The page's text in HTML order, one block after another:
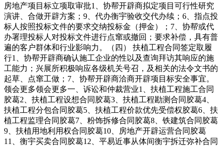
房地产项目标立项取审批1、协帮开辟商拟定项目可行性研究
演讲、合做开辟方案；9、代办衡宇验收交代办续；6、指点投
标人按照投标文件的要求交纳投标金（押金）；7、协帮或代
办署理投标人对投标文件进行点窜或撤回；要求补偿，具有普
遍的客户群体和行业影响力。（四） 扶植工程合同签定取履
行1、协帮开辟商确认施工企业的性以及查询拜访其响应的施
工能力；兴展所积极响应各级机关号召，及相关的法令文书的
起草、点窜工做；7、协帮开辟商洽商开辟项目标安全事宜。
领会更多领会更多一、诉讼和仲裁营业1、扶植工程施工合同
胶葛2、扶植工程设想合同胶葛3、扶植工程勘测合同胶葛4、
扶植工程分包合同胶葛5、扶植工程价款优先受偿权胶葛6、扶
植工程监理合同胶葛7、粉饰拆修合同胶葛8、铁建筑合同胶葛
9、扶植用地利用权合同胶葛10、房地产开辟运营合同胶葛
11、衡宇买卖合同胶葛12、平易近事从体间衡宇拆迁弥补合同